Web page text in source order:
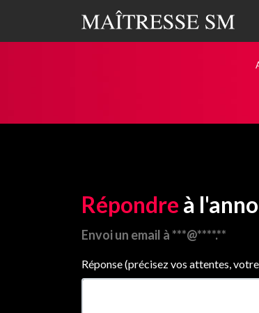
Répondre à
Envoi un email à ***@****.**
Réponse (précisez vos attentes,